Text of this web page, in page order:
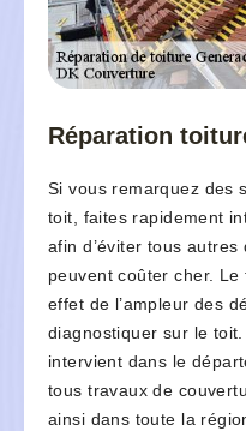
Réparation
Si vous remarquez des
toit, faites rapidement
afin d’éviter tous
peuvent coûter cher.
effet de l’ampleur des
diagnostiquer sur le
intervient dans le
tous travaux de
ainsi dans toute la